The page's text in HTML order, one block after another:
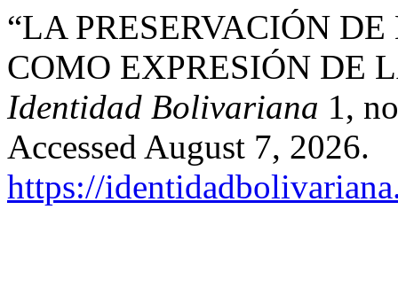
“LA PRESERVACIÓN
COMO EXPRESIÓN DE
Identidad Bolivariana 1,
Accessed August 7, 2026.
https://